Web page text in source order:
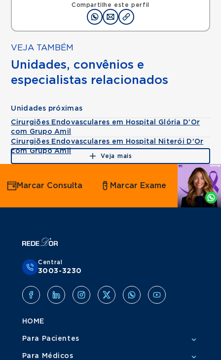
Compartilhe este perfil
VEJA TAMBÉM
Unidades, convênios e
especialistas relacionados
Unidades próximas
Cirurgiões Endovasculares em Hospital Glória D'Or
com Grupo Amil
Cirurgiões Endovasculares em Hospital Niterói D'Or
com Grupo Amil
Veja mais
Agende
por
Whatsapp
Marcar Consulta Marcar Exame
Central
3003-3230
HOME
Para Pacientes
Para Médicos